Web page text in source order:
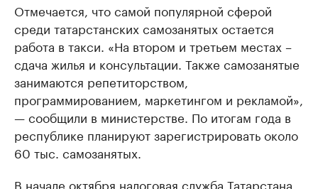
Отмечается, что самой популярной сферой
среди татарстанских самозанятых остается
работа в такси. «На втором и третьем местах –
сдача жилья и консультации. Также самозанятые
занимаются репетиторством,
программированием, маркетингом и рекламой»,
— сообщили в министерстве. По итогам года в
республике планируют зарегистрировать около
60 тыс. самозанятых.
В начале октября налоговая служба Татарстана